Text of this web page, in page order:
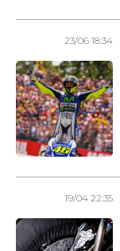
23/06 18:34
19/04 22:35